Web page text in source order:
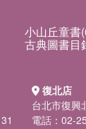
小山丘童書
古典圖書目
復北店
台北市復興
電話：02-